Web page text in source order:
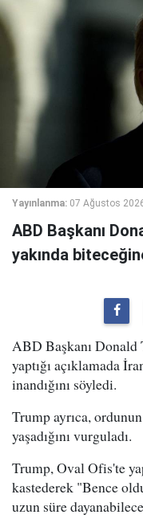
Yayınlanma: 07 Ağustos
ABD Başkanı
yakında
ABD Başkanı Donald
yaptığı açıklamada
inandığını söyledi.
Trump ayrıca,
yaşadığını vurguladı.
Trump, Oval Ofis'te
kastederek "Bence
uzun süre